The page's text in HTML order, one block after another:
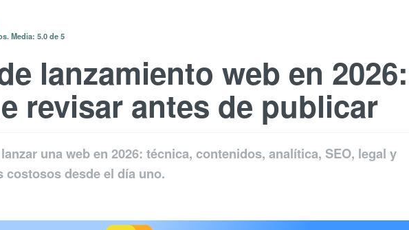
Media: 5.0 de 5
lanzamiento web en 2026:
revisar antes de publicar
una web en 2026: técnica, contenidos, analítica, SEO, legal y
desde el día uno.